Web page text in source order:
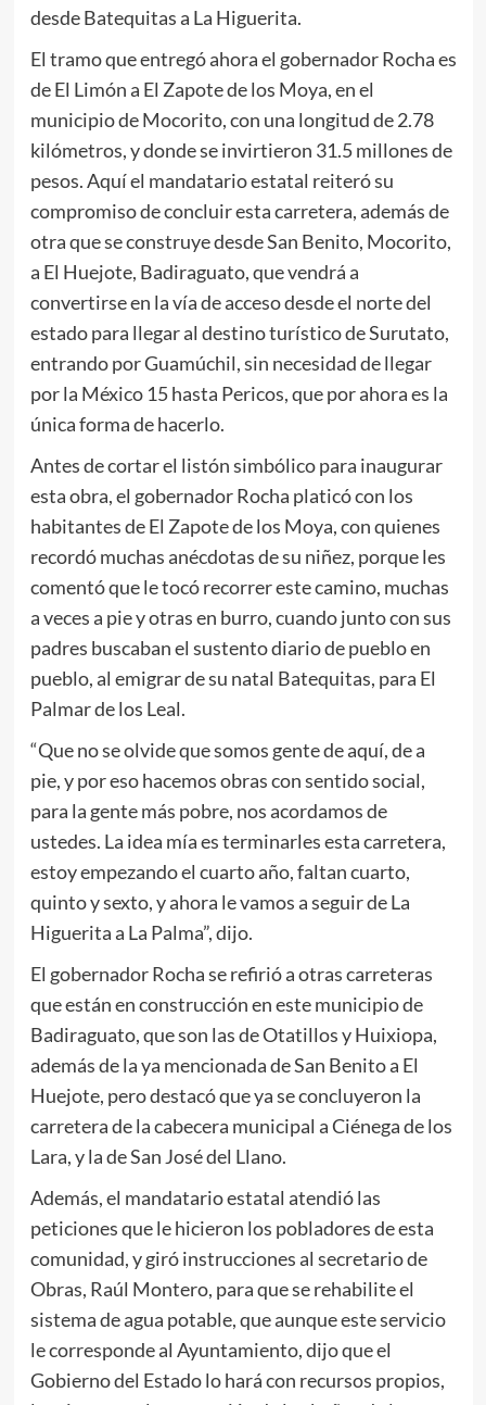
desde Batequitas a La Higuerita.
El tramo que entregó ahora el gobernador Rocha es
de El Limón a El Zapote de los Moya, en el
municipio de Mocorito, con una longitud de 2.78
kilómetros, y donde se invirtieron 31.5 millones de
pesos. Aquí el mandatario estatal reiteró su
compromiso de concluir esta carretera, además de
otra que se construye desde San Benito, Mocorito,
a El Huejote, Badiraguato, que vendrá a
convertirse en la vía de acceso desde el norte del
estado para llegar al destino turístico de Surutato,
entrando por Guamúchil, sin necesidad de llegar
por la México 15 hasta Pericos, que por ahora es la
única forma de hacerlo.
Antes de cortar el listón simbólico para inaugurar
esta obra, el gobernador Rocha platicó con los
habitantes de El Zapote de los Moya, con quienes
recordó muchas anécdotas de su niñez, porque les
comentó que le tocó recorrer este camino, muchas
a veces a pie y otras en burro, cuando junto con sus
padres buscaban el sustento diario de pueblo en
pueblo, al emigrar de su natal Batequitas, para El
Palmar de los Leal.
“Que no se olvide que somos gente de aquí, de a
pie, y por eso hacemos obras con sentido social,
para la gente más pobre, nos acordamos de
ustedes. La idea mía es terminarles esta carretera,
estoy empezando el cuarto año, faltan cuarto,
quinto y sexto, y ahora le vamos a seguir de La
Higuerita a La Palma”, dijo.
El gobernador Rocha se refirió a otras carreteras
que están en construcción en este municipio de
Badiraguato, que son las de Otatillos y Huixiopa,
además de la ya mencionada de San Benito a El
Huejote, pero destacó que ya se concluyeron la
carretera de la cabecera municipal a Ciénega de los
Lara, y la de San José del Llano.
Además, el mandatario estatal atendió las
peticiones que le hicieron los pobladores de esta
comunidad, y giró instrucciones al secretario de
Obras, Raúl Montero, para que se rehabilite el
sistema de agua potable, que aunque este servicio
le corresponde al Ayuntamiento, dijo que el
Gobierno del Estado lo hará con recursos propios,